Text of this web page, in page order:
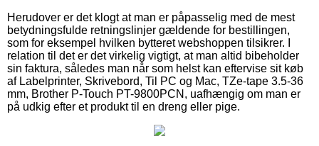
Herudover er det klogt at man er påpasselig med de mest
betydningsfulde retningslinjer gældende for bestillingen,
som for eksempel hvilken bytteret webshoppen tilsikrer. I
relation til det er det virkelig vigtigt, at man altid bibeholder
sin faktura, således man når som helst kan eftervise sit køb
af Labelprinter, Skrivebord, Til PC og Mac, TZe-tape 3.5-36
mm, Brother P-Touch PT-9800PCN, uafhængig om man er
på udkig efter et produkt til en dreng eller pige.